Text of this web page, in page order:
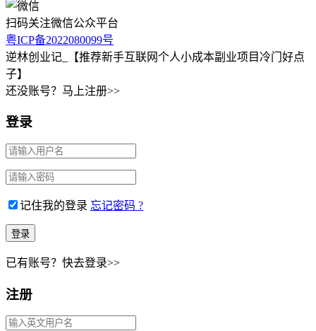
扫码关注微信公众平台
粤ICP备2022080099号
逆林创业记_【推荐新手互联网个人小成本副业项目冷门好点
子】
还没账号？马上注册>>
登录
记住我的登录 忘记密码 ?
已有账号？快去登录>>
注册